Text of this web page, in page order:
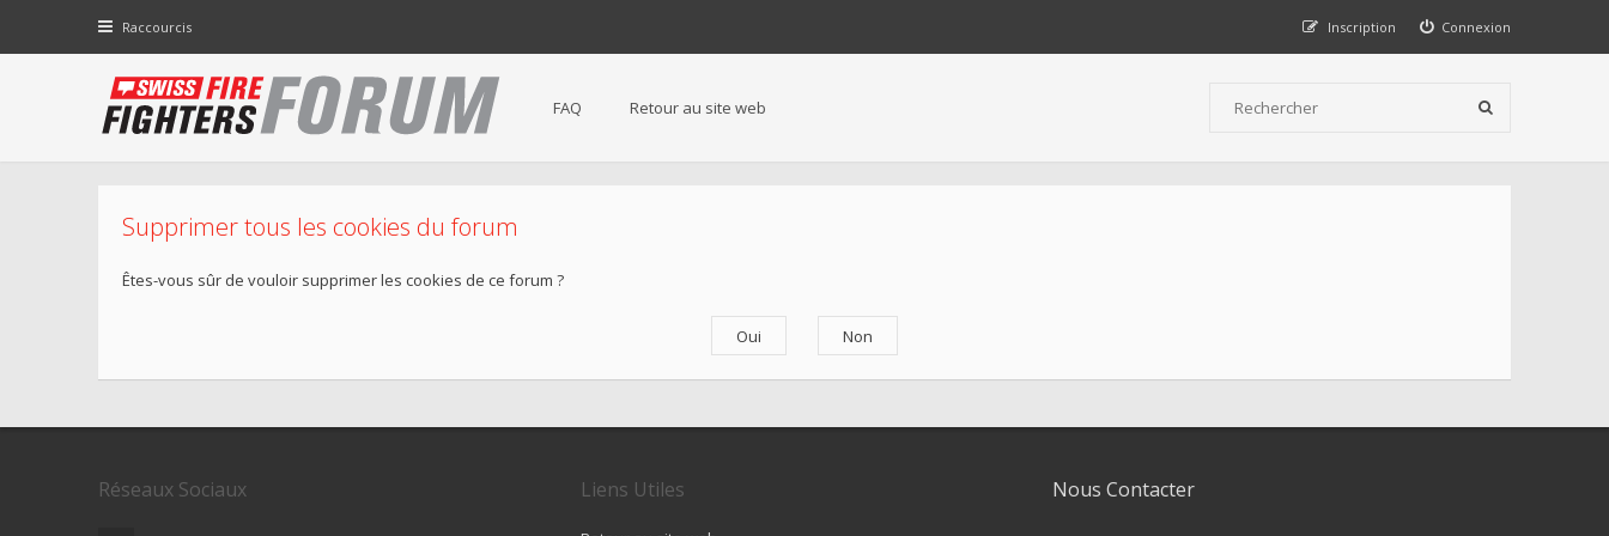
Raccourcis Connexion
Inscription
FAQ Retour au site web
Supprimer tous les cookies du forum
Êtes-vous sûr de vouloir supprimer les cookies de ce forum ?
Réseaux Sociaux Liens Utiles Nous Contacter